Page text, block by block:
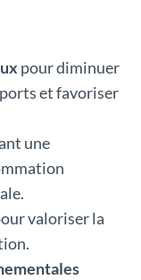
pour diminuer
et favoriser
une
valoriser la